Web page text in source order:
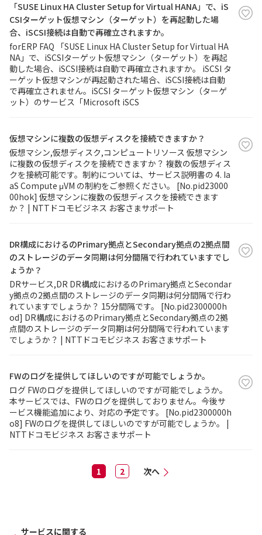
「SUSE Linux HA Cluster Setup for Virtual HANA」で、iS
CSIターゲット仮想マシン（ターゲット）を再起動した場
合、iSCSI接続は自動で再確立されますか。
forERP FAQ 「SUSE Linux HA Cluster Setup for Virtual HA
NA」で、iSCSIターゲット仮想マシン（ターゲット）を再起
動した場合、iSCSI接続は自動で再確立されますか。 iSCSI タ
ーゲット仮想マシンが再起動された場合、iSCSI接続は自動
で再確立されません。iSCSI ターゲット仮想マシン（ターゲ
ット）のサービス「Microsoft iSCS
仮想マシンに複数の仮想ディスクを接続できますか？
仮想マシン,仮想ディスク,コンピュートリソース 仮想マシン
に複数の仮想ディスクを接続できますか？ 複数の仮想ディス
クを接続可能です。制約については、サービス説明書の 4. Ia
aS Compute μVM の制約をご参照ください。 [No.pid23000
00hok] 仮想マシンに複数の仮想ディスクを接続できます
か？ | NTTドコモビジネス お客さまサポート
DR構成におけるのPrimary拠点とSecondary拠点の2拠点間
のストレージのデータ同期は何分間隔で行われていますでし
ょうか？
DRサービス,DR DR構成におけるのPrimary拠点とSecondar
y拠点の2拠点間のストレージのデータ同期は何分間隔で行わ
れていますでしょうか？ 15分間隔です。 [No.pid2300000h
od] DR構成におけるのPrimary拠点とSecondary拠点の2拠
点間のストレージのデータ同期は何分間隔で行われています
でしょうか？ | NTTドコモビジネス お客さまサポート
FWのログを提供してほしいのですが可能でしょうか。
ログ FWのログを提供してほしいのですが可能でしょうか。
本サービスでは、FWのログを提供しておりません。今後サ
ービス機能追加により、対応の予定です。 [No.pid2300000h
o8] FWのログを提供してほしいのですが可能でしょうか。 |
NTTドコモビジネス お客さまサポート
1 2 次へ
サービスに関する